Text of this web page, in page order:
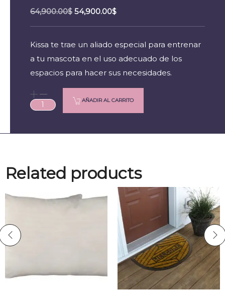
64,900.00$ 54,900.00$
Kissa te trae un aliado especial para entrenar
a tu mascota en el uso adecuado de los
espacios para hacer sus necesidades.
AÑADIR AL CARRITO
Related products